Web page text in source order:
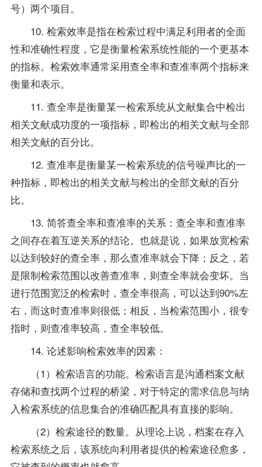
号）两个项目。
10. 检索效率是指在检索过程中满足利用者的全面
性和准确性程度，它是衡量检索系统性能的一个更基本
的指标。检索效率通常采用查全率和查准率两个指标来
衡量和表示。
11. 查全率是衡量某一检索系统从文献集合中检出
相关文献成功度的一项指标，即检出的相关文献与全部
相关文献的百分比。
12. 查准率是衡量某一检索系统的信号噪声比的一
种指标，即检出的相关文献与检出的全部文献的百分
比。
13. 简答查全率和查准率的关系：查全率和查准率
之间存在着互逆关系的结论。也就是说，如果放宽检索
以达到较好的查全率，那么查准率就会下降；反之，若
是限制检索范围以改善查准率，则查全率就会变坏。当
进行范围宽泛的检索时，查全率很高，可以达到90%左
右，而这时查准率则很低；相反，当检索范围小，很专
指时，则查准率较高，查全率较低。
14. 论述影响检索效率的因素：
（1）检索语言的功能。检索语言是沟通档案文献
存储和查找两个过程的桥梁，对于特定的需求信息与纳
入检索系统的信息集合的准确匹配具有直接的影响。
（2）检索途径的数量。从理论上说，档案在存入
检索系统之后，该系统向利用者提供的检索途径愈多，